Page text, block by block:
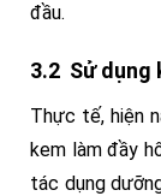
đầu.
3.2 Sử dụng
Thực tế, hiện
kem làm đầy
tác dụng